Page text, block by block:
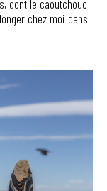
dont le caoutchouc
chez moi dans